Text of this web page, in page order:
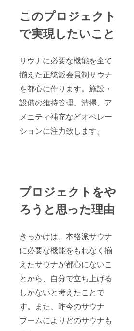
このプロジェクト
で実現したいこと
サウナに必要な機能を全て
揃えた正統派会員制サウナ
を都心に作ります。施設・
設備の維持管理、清掃、ア
メニティ補充などオペレー
ションに注力致します。
プロジェクトをや
ろうと思った理由
きっかけは、本格派サウナ
に必要な機能をもれなく揃
えたサウナが都心にないこ
とから、自分で立ち上げる
しかないと考えたことで
す。また、昨今のサウナ
ブームによりどのサウナも